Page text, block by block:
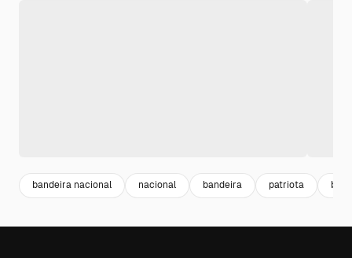
bandeira nacional nacional bandeira patriota